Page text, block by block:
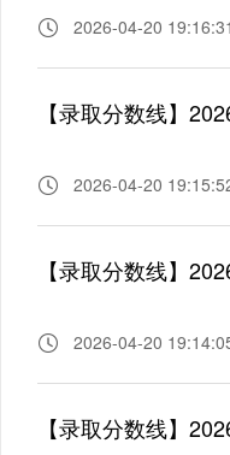
2026-04-20 19:16:31
【录取分数线】
2026-04-20
【录取分数线】
2026-04-20
【录取分数线】